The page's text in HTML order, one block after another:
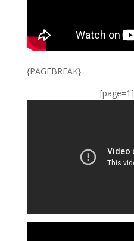
{PAGEBREAK}
[page=1]